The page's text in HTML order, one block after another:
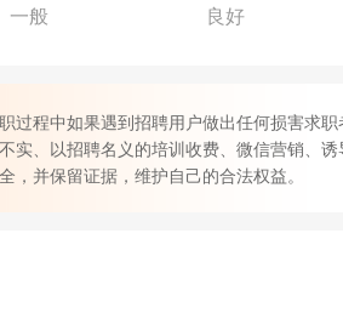
一般 良好
过程中如果遇到招聘用户做出任何损害求
实、以招聘名义的培训收费、微信营销、
，并保留证据，维护自己的合法权益。